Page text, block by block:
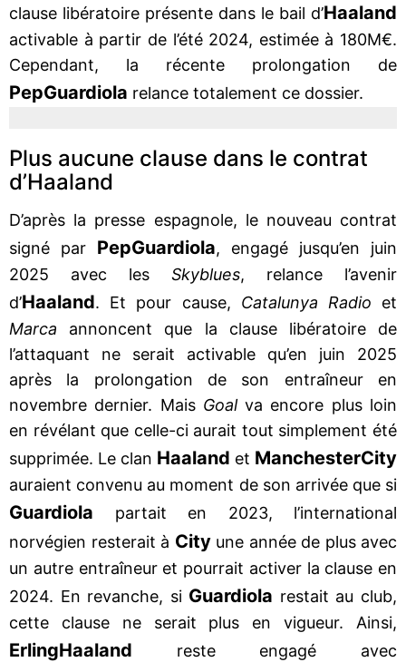
clause libératoire présente dans le bail d’Haaland
activable à partir de l’été 2024, estimée à 180M€.
Cependant, la récente prolongation de
PepGuardiola relance totalement ce dossier.
Plus aucune clause dans le contrat
d’Haaland
D’après la presse espagnole, le nouveau contrat
signé par PepGuardiola, engagé jusqu’en juin
2025 avec les Skyblues, relance l’avenir
d’Haaland. Et pour cause, Catalunya Radio et
Marca annoncent que la clause libératoire de
l’attaquant ne serait activable qu’en juin 2025
après la prolongation de son entraîneur en
novembre dernier. Mais Goalva encore plus loin
en révélant que celle-ci aurait tout simplement été
supprimée. Le clan Haaland et ManchesterCity
auraient convenu au moment de son arrivée que si
Guardiola partait en 2023, l’international
norvégien resterait à Cityune année de plus avec
un autre entraîneur et pourrait activer la clause en
2024. En revanche, si Guardiola restait au club,
cette clause ne serait plus en vigueur. Ainsi,
ErlingHaaland reste engagé avec